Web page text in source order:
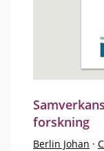
forskning
Berlin Johan ·